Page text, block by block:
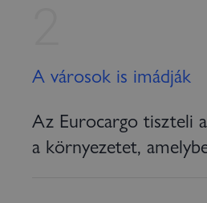
A városok is imádják
Az Eurocargo tiszteli
a környezetet,